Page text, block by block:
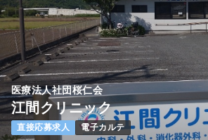
医療法人社団桜仁会
江間クリニック
直接応募求人 電子カルテ